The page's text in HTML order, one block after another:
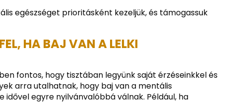
egészséget prioritásként kezeljük, és támogassuk
HA BAJ VAN A LELKI
fontos, hogy tisztában legyünk saját érzéseinkkel és
arra utalhatnak, hogy baj van a mentális
idővel egyre nyilvánvalóbbá válnak. Például, ha